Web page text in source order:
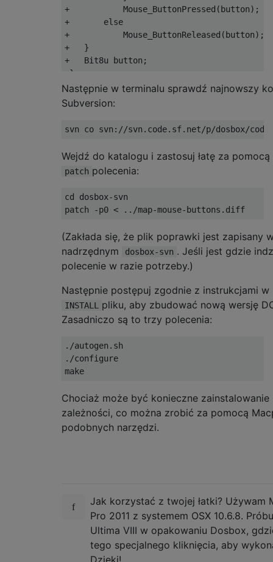
+           Mouse_ButtonPressed(button);
+       else
+           Mouse_ButtonReleased(button);
+   }
+   Bit8u button;
+};
+
class CJAxisEvent : public
CJAxisEvent(char const * const
    return event;
}
+   char buf[64];
+   strcpy(buf,"mouse_");
+   CMouseButtonEvent * event=new
+   new
+   return event;
+
static CJAxisEvent *
    char buf[64];
@@ -1866,6 +1890,15 @@
#undef XO
+#define XO 5
+   /* Mouse Buttons */
+   new CTextButton(PX(XO+0),PY(YO-
+#undef YO
#define XO 10
#define YO 8
Następnie w terminalu sprawdź najnowszy
Subversion:
Wejdź do katalogu i zastosuj łatę za pomocą
patch polecenia:
cd dosbox-svn
(Zakłada się, że plik poprawki jest zapisany
nadrzędnym
dosbox-svn . Jeśli jest gdzie
polecenie w razie potrzeby.)
Następnie postępuj zgodnie z instrukcjami w
INSTALL
pliku, aby zbudować nową wersję
Zasadniczo są to trzy polecenia:
./autogen.sh
./configure
Chociaż może być konieczne zainstalowanie
zależności, co można zrobić za pomocą
podobnych narzędzi.
Jak korzystać z twojej łatki? Używam
Pro 2011 z systemem OSX 10.6.8.
Ultima VIII w opakowaniu Dosbox,
tego specjalnego kliknięcia, aby